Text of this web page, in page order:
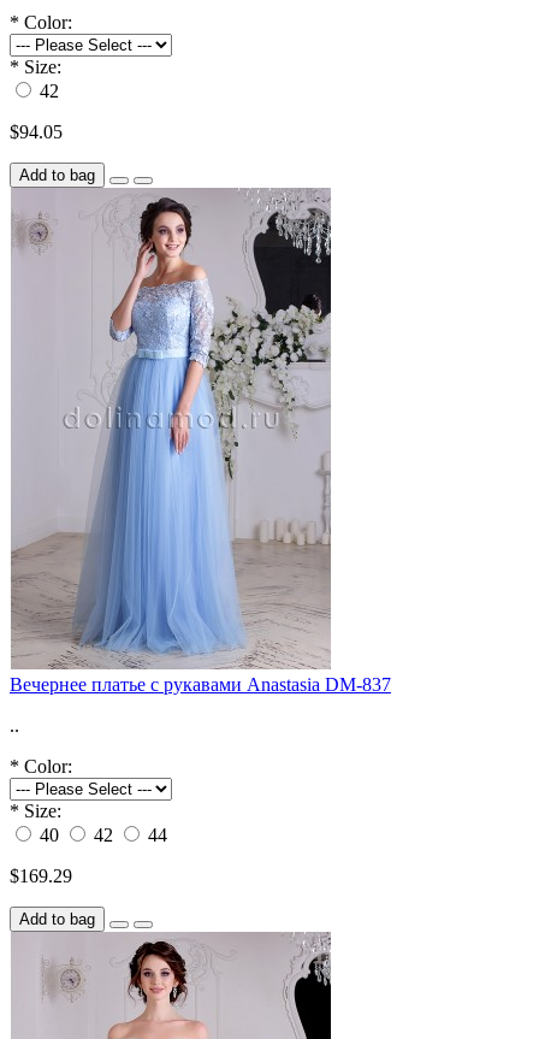
* Color:
* Size:
42
$94.05
Add to bag
Вечернее платье с рукавами Anastasia DM-837
..
* Color:
* Size:
40
42
44
$169.29
Add to bag